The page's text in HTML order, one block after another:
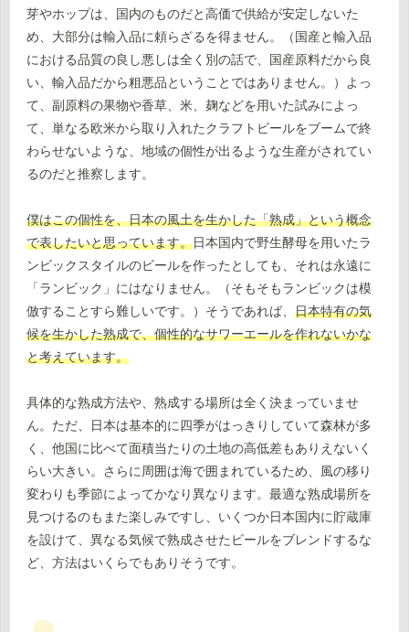
芽やホップは、国内のものだと高価で供給が安定しないた
め、大部分は輸入品に頼らざるを得ません。（国産と輸入品
における品質の良し悪しは全く別の話で、国産原料だから良
い、輸入品だから粗悪品ということではありません。）よっ
て、副原料の果物や香草、米、麹などを用いた試みによっ
て、単なる欧米から取り入れたクラフトビールをブームで終
わらせないような、地域の個性が出るような生産がされてい
るのだと推察します。
僕はこの個性を、日本の風土を生かした「熟成」という概念
で表したいと思っています。日本国内で野生酵母を用いたラ
ンビックスタイルのビールを作ったとしても、それは永遠に
「ランビック」にはなりません。（そもそもランビックは模
倣することすら難しいです。）そうであれば、 日本特有の気
候を生かした熟成で、個性的なサワーエールを作れないかな
と考えています。
具体的な熟成方法や、熟成する場所は全く決まっていませ
ん。ただ、日本は基本的に四季がはっきりしていて森林が多
く、他国に比べて面積当たりの土地の高低差もありえないく
らい大きい。さらに周囲は海で囲まれているため、風の移り
変わりも季節によってかなり異なります。最適な熟成場所を
見つけるのもまた楽しみですし、いくつか日本国内に貯蔵庫
を設けて、異なる気候で熟成させたビールをブレンドするな
ど、方法はいくらでもありそうです。